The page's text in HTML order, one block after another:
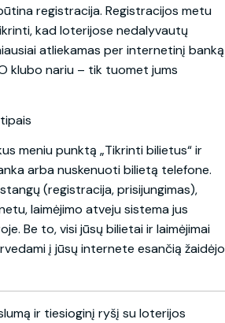
registracija. Registracijos metu
kad loterijose nedalyvautų
atliekamas per internetinį banką
klubo nariu – tik tuomet jums
meniu punktą „Tikrinti bilietus“ ir
arba nuskenuoti bilietą telefone.
(registracija, prisijungimas),
laimėjimo atveju sistema jus
Be to, visi jūsų bilietai ir laimėjimai
į jūsų internete esančią žaidėjo
ir tiesioginį ryšį su loterijos